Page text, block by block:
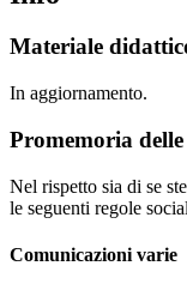
Materiale
In aggiornamento.
Promemoria
Nel rispetto sia di se
le seguenti regole
Comunicazioni varie